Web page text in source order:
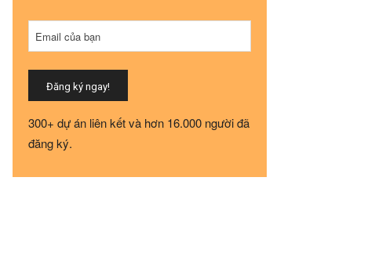
Email
Email của bạn
Đăng ký ngay!
300+ dự án liên kết và hơn 16.000 người đã
đăng ký.